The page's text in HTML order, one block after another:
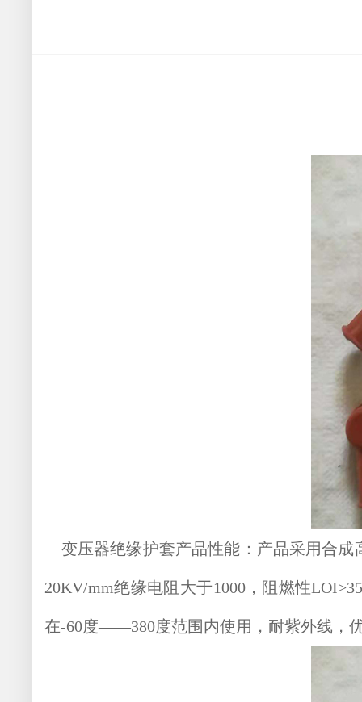
变压器绝缘护套产品性能：产品采用合成
20KV/mm绝缘电阻大于1000，阻燃性
在-60度——380度范围内使用，耐紫外线，